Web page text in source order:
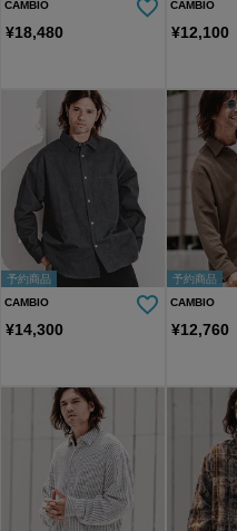
CAMBIO
¥18,480
CAMBIO
¥12,100
予約商品
CAMBIO
¥14,300
予約商品
CAMBIO
¥12,760